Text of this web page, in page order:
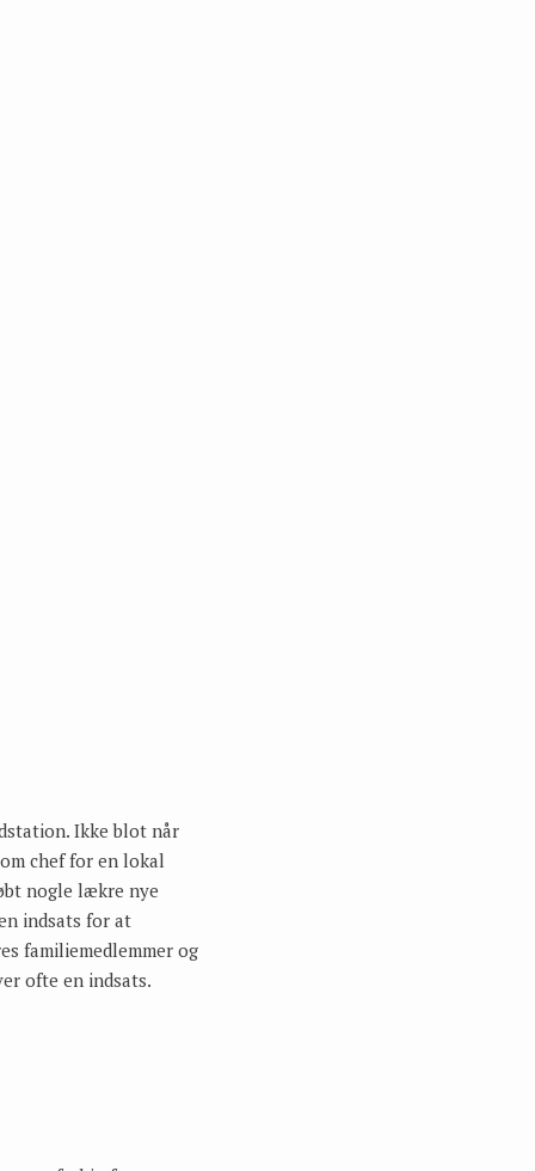
Ikke blot når
chef for en lokal
nogle lækre nye
indsats for at
familiemedlemmer og
ofte en indsats.